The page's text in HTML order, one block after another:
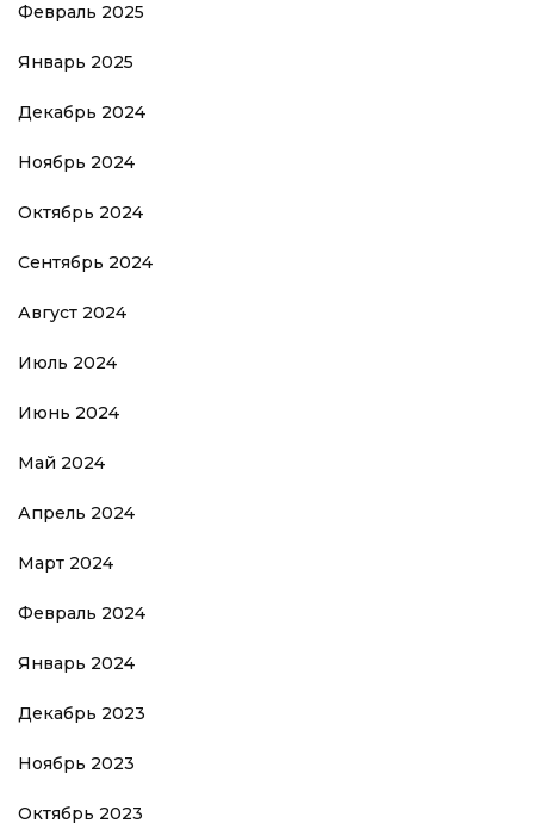
Февраль 2025
Январь 2025
Декабрь 2024
Ноябрь 2024
Октябрь 2024
Сентябрь 2024
Август 2024
Июль 2024
Июнь 2024
Май 2024
Апрель 2024
Март 2024
Февраль 2024
Январь 2024
Декабрь 2023
Ноябрь 2023
Октябрь 2023